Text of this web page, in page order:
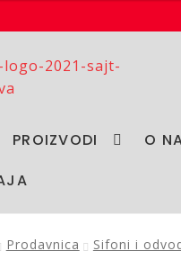
PROIZVODI O
Prodavnica Sifoni i